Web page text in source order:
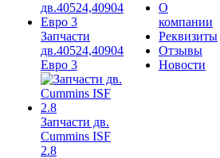
Запчасти
дв.40524,40904
Евро 3
Запчасти дв.
Cummins ISF
2.8
О
компании
Реквизиты
Отзывы
Новости